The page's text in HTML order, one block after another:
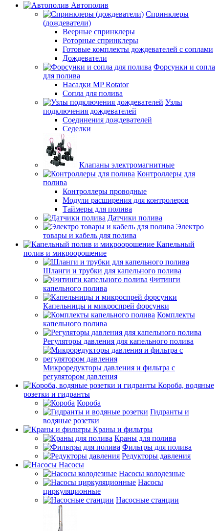
Автополив
Спринклеры
(дождеватели)
Веерные спринклеры
Роторные спринклеры
Готовые комплекты дождевателей с соплами
Дождеватели
Форсунки и сопла
для полива
Насадки MP Rotator
Сопла для полива
Узлы
подключения дождевателей
Соединения дождевателей
Седелки
Клапаны электромагнитные
Контроллеры для
полива
Контроллеры проводные
Модули расширения для контролеров
Таймеры для полива
Датчики полива
Электро
товары и кабель для полива
Капельный
полив и микроорошение
Шланги и трубки для капельного полива
Фитинги
капельного полива
Капельницы и микроспрей форсунки
Комплекты
капельного полива
Регуляторы давления для капельного полива
Микроредукторы давления и фильтра с
регулятором давления
Короба, водяные
розетки и гидранты
Короба
Гидранты и
водяные розетки
Краны и фильтры
Краны для полива
Фильтры для полива
Редукторы давления
Насосы
Насосы колодезные
Насосы
циркуляционные
Насосные станции